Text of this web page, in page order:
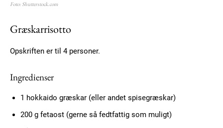
Foto: Shutterstock.com
Græskarrisotto
Opskriften er til 4 personer.
Ingredienser
1 hokkaido græskar (eller andet spisegræskar)
200 g fetaost (gerne så fedtfattig som muligt)